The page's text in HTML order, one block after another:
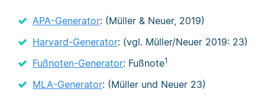
APA-Generator: (Müller & Neuer, 2019)
Harvard-Generator: (vgl. Müller/Neuer 2019: 23)
Fußnoten-Generator: Fußnote1
MLA-Generator: (Müller und Neuer 23)